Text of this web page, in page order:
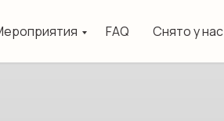
FAQ Снято у нас